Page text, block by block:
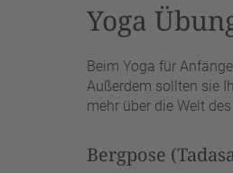
Yoga
Beim Yoga für
Außerdem sollten sie
mehr über die Welt
Bergpose